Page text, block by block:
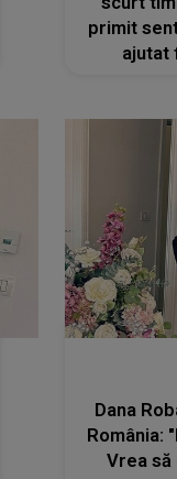
primit
ajutat
Dana
România:
Vrea